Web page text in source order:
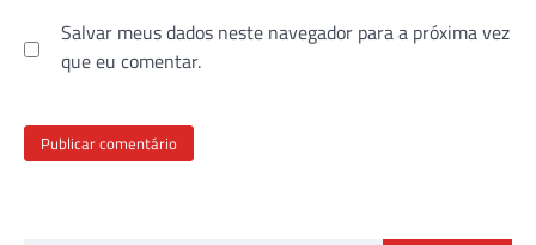
Salvar meus dados neste navegador para a próxima vez
que eu comentar.